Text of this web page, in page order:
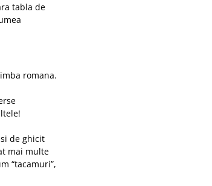
tabla de
romana.
de ghicit
mai multe
“tacamuri”,